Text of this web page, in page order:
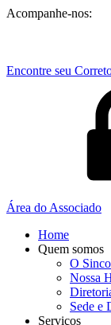
Acompanhe-nos:
Encontre seu
Área do Associado
Home
Quem somos
O
Nossa
Sede e
Serviços